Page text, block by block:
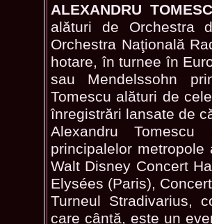
ALEXANDRU
alături de Orchestra
Orchestra Naţională
hotare, în turnee în
sau Mendelssohn
Tomescu alături de
înregistrări lansate de
Alexandru
principalelor
Walt Disney Concert
Elysées (Paris),
Turneul Stradivarius,
care cântă, este un